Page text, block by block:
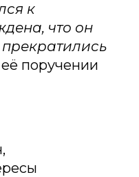
к
что он
поручении